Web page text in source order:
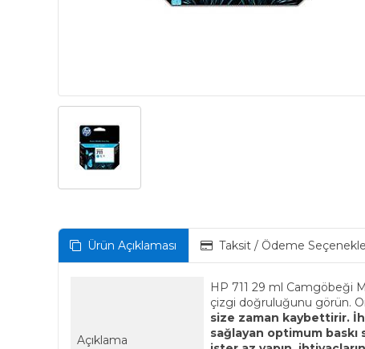
Ürün Açıklaması Taksit / Ödeme
Açıklama
HP 711 29 ml Camgöbeği
çizgi doğruluğunu görün.
size zaman kaybettirir.
sağlayan optimum baskı